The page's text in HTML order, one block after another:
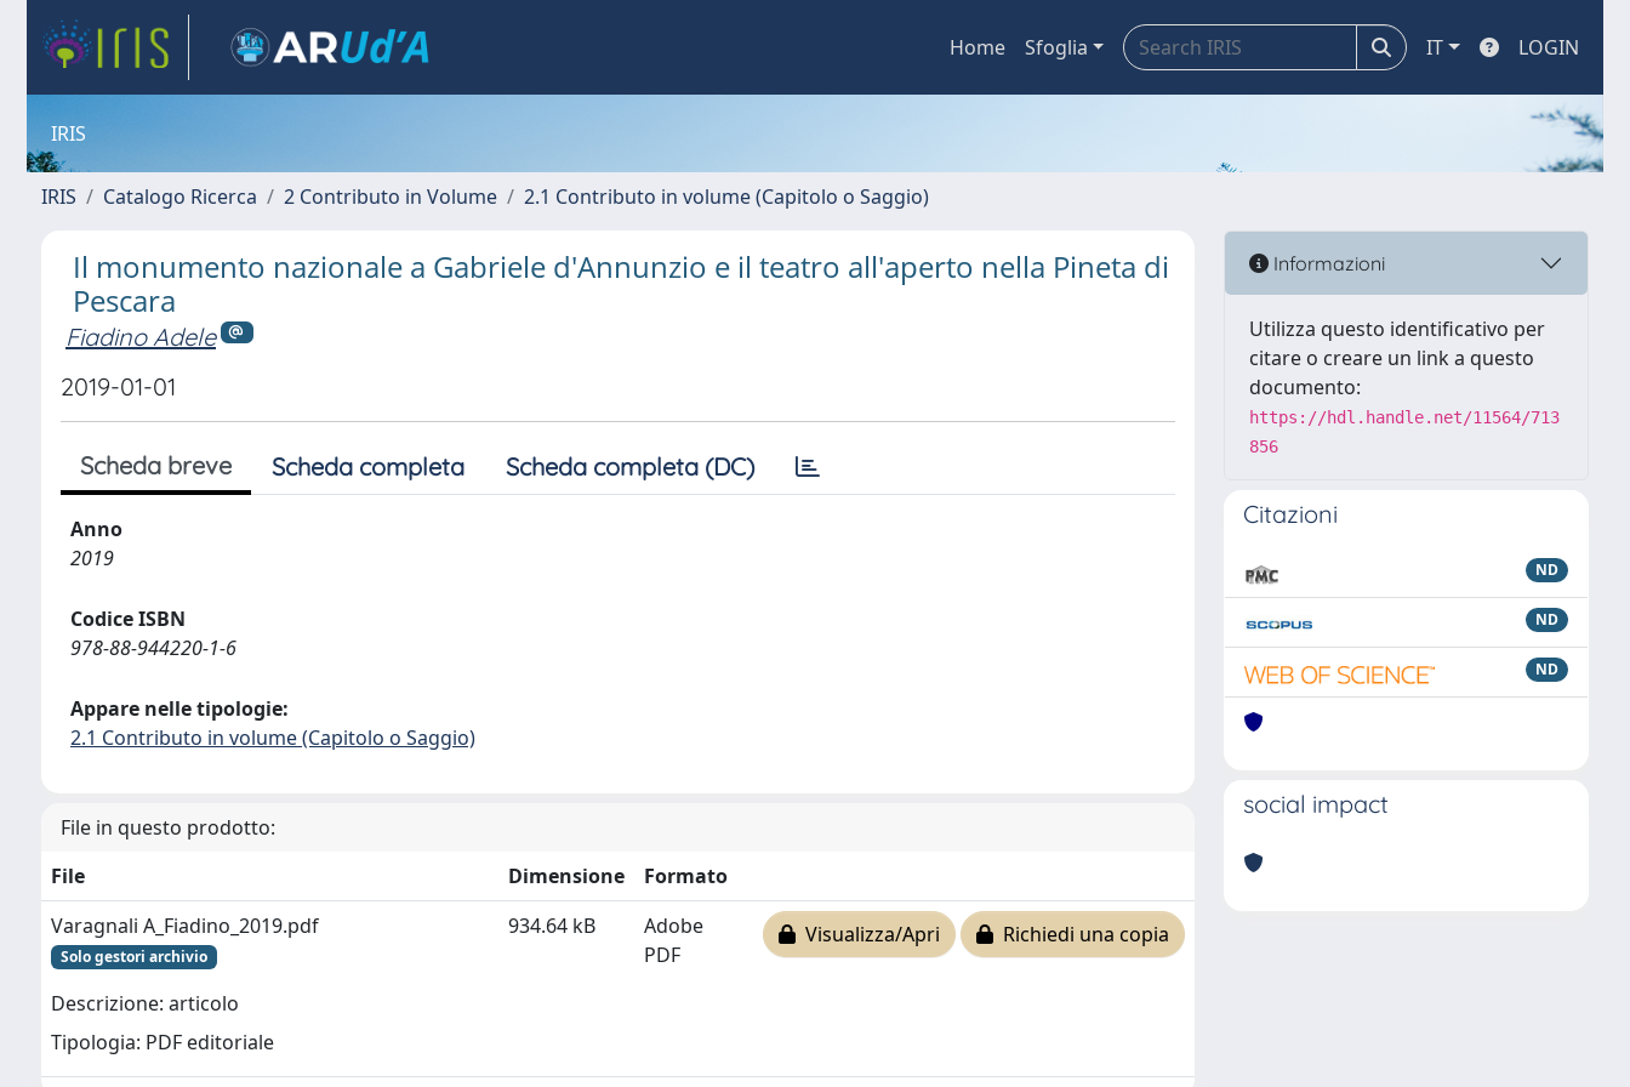
Home Sfoglia IT LOGIN
IRIS
IRIS Catalogo Ricerca 2 Contributo in Volume 2.1 Contributo in volume (Capitolo o Saggio)
Il monumento nazionale a Gabriele d'Annunzio e il teatro all'aperto nella Pineta di
Pescara
Fiadino Adele
2019-01-01
Scheda breve Scheda completa Scheda completa (DC)
Anno
2019
Codice ISBN
978-88-944220-1-6
Appare nelle tipologie:
2.1 Contributo in volume (Capitolo o Saggio)
File in questo prodotto:
File
Dimensione
Formato
Varagnali A_Fiadino_2019.pdf
Solo gestori archivio
Descrizione: articolo
Tipologia: PDF editoriale
934.64 kB
Adobe
PDF
Visualizza/Apri Richiedi una copia
Informazioni
Utilizza questo identificativo per
citare o creare un link a questo
documento:
https://hdl.handle.net/11564/713
856
Citazioni
ND
ND
ND
social impact